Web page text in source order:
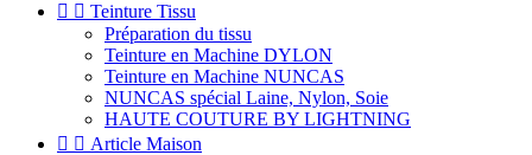
  Teinture Tissu
Préparation du tissu
Teinture en Machine DYLON
Teinture en Machine NUNCAS
NUNCAS spécial Laine, Nylon, Soie
HAUTE COUTURE BY LIGHTNING
  Article Maison